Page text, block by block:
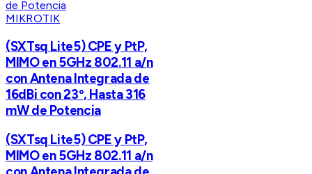
MIKROTIK
(SXTsq Lite5) CPE y PtP,
MIMO en 5GHz 802.11 a/n
con Antena Integrada de
16dBi con 23º, Hasta 316
mW de Potencia
(SXTsq Lite5) CPE y PtP,
MIMO en 5GHz 802.11 a/n